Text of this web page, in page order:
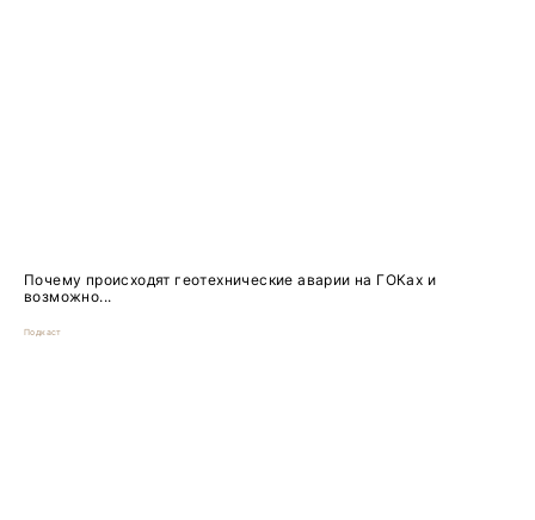
Почему происходят геотехнические аварии на ГОКах и
возможно...
Подкаст